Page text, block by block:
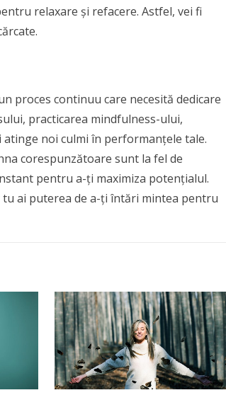
relaxare și refacere. Astfel, vei fi
proces continuu care necesită dedicare
practicarea mindfulness-ului,
noi culmi în performanțele tale.
corespunzătoare sunt la fel de
pentru a-ți maximiza potențialul.
tu ai puterea de a-ți întări mintea pentru